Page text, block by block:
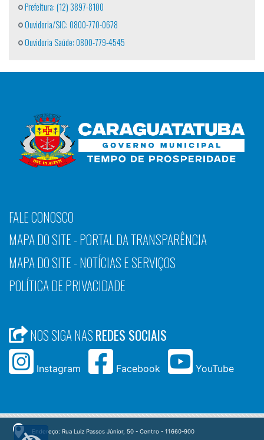
Prefeitura: (12) 3897-8100
Ouvidoria/SIC: 0800-770-0678
Ouvidoria Saúde: 0800-779-4545
FALE CONOSCO
MAPA DO SITE - PORTAL DA TRANSPARÊNCIA
MAPA DO SITE - NOTÍCIAS E SERVIÇOS
POLÍTICA DE PRIVACIDADE
NOS SIGA NASREDES SOCIAIS
Instagram Facebook YouTube
Endereço: Rua Luiz Passos Júnior, 50 - Centro - 11660-900